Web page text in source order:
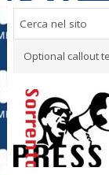
Optional callout